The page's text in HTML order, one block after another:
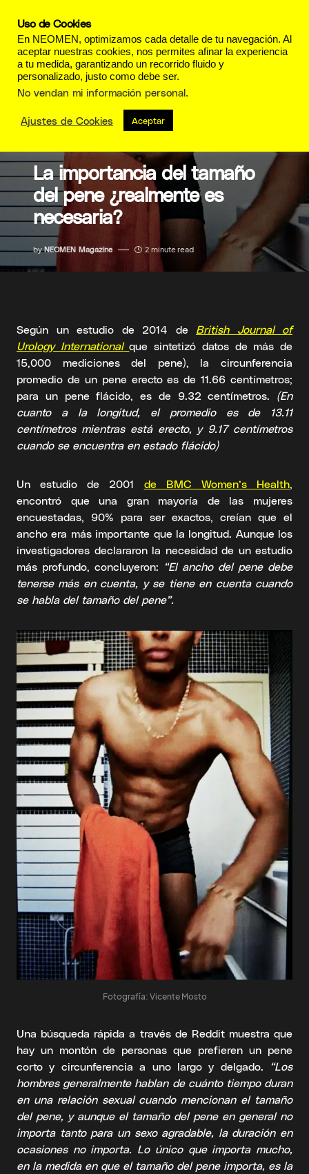
La importancia del tamaño
del pene ¿realmente es
necesaria?
by NEOMEN Magazine 2 minute read
Según un estudio de 2014 de British Journal of
Urology International que sintetizó datos de más de
15,000 mediciones del pene), la circunferencia
promedio de un pene erecto es de 11.66 centímetros;
para un pene flácido, es de 9.32 centímetros. (En
cuanto a la longitud, el promedio es de 13.11
centímetros mientras está erecto, y 9.17 centímetros
cuando se encuentra en estado flácido)
Un estudio de 2001 de BMC Women’s Health,
encontró que una gran mayoría de las mujeres
encuestadas, 90% para ser exactos, creían que el
ancho era más importante que la longitud. Aunque los
investigadores declararon la necesidad de un estudio
más profundo, concluyeron: “El ancho del pene debe
tenerse más en cuenta, y se tiene en cuenta cuando
se habla del tamaño del pene”.
Fotografía: Vicente Mosto
Una búsqueda rápida a través de Reddit muestra que
hay un montón de personas que prefieren un pene
corto y circunferencia a uno largo y delgado.
“Los
hombres generalmente hablan de cuánto tiempo duran
en una relación sexual cuando mencionan el tamaño
del pene, y aunque el tamaño del pene en general no
importa tanto para un sexo agradable, la duración en
ocasiones no importa. Lo único que importa mucho,
en la medida en que el tamaño del pene importa, es la
Uso de Cookies
En NEOMEN, optimizamos cada detalle de tu navegación. Al
aceptar nuestras cookies, nos permites afinar la experiencia
a tu medida, garantizando un recorrido fluido y
personalizado, justo como debe ser.
No vendan mi información personal.
Ajustes de Cookies Aceptar